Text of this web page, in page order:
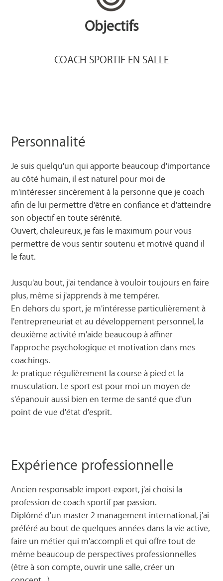
Objectifs
COACH SPORTIF EN SALLE
Personnalité
Je suis quelqu'un qui apporte beaucoup d'importance
au côté humain, il est naturel pour moi de
m'intéresser sincèrement à la personne que je coach
afin de lui permettre d'être en confiance et d'atteindre
son objectif en toute sérénité.
Ouvert, chaleureux, je fais le maximum pour vous
permettre de vous sentir soutenu et motivé quand il
le faut.
Jusqu'au bout, j'ai tendance à vouloir toujours en faire
plus, même si j'apprends à me tempérer.
En dehors du sport, je m'intéresse particulièrement à
l'entrepreneuriat et au développement personnel, la
deuxième activité m'aide beaucoup à affiner
l'approche psychologique et motivation dans mes
coachings.
Je pratique régulièrement la course à pied et la
musculation. Le sport est pour moi un moyen de
s'épanouir aussi bien en terme de santé que d'un
point de vue d'état d'esprit.
Expérience professionnelle
Ancien responsable import-export, j'ai choisi la
profession de coach sportif par passion.
Diplômé d'un master 2 management international, j'ai
préféré au bout de quelques années dans la vie active,
faire un métier qui m'accompli et qui offre tout de
même beaucoup de perspectives professionnelles
(être à son compte, ouvrir une salle, créer un